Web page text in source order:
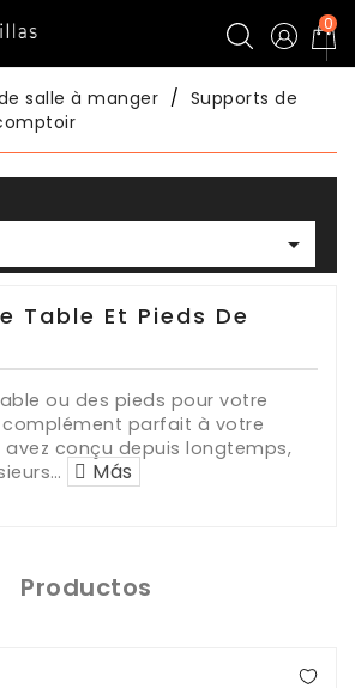
0
salle à manger
Supports de

Table Et Pieds De
ou des pieds pour votre
parfait à votre
conçu depuis longtemps,
… Más
Productos